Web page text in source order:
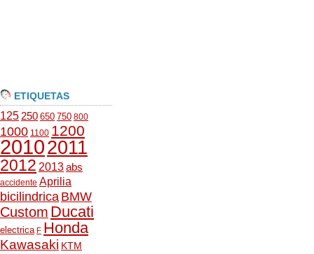
ETIQUETAS
125 250 650 750 800
1000 1100 1200
20102011
2012 2013abs
accidente Aprilia
bicilindrica BMW
Custom Ducati
electrica F Honda
Kawasaki KTM